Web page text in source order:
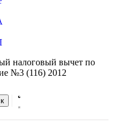
налоговый вычет по
№3 (116) 2012